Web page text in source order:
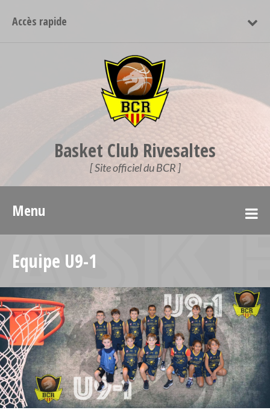
Accès rapide
Basket Club Rivesaltes
[ Site officiel du BCR ]
Menu
Equipe U9-1